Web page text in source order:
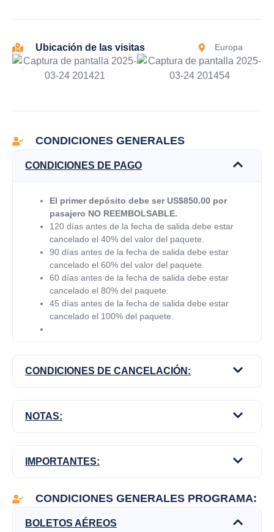
Ubicación de las visitas Europa
CONDICIONES GENERALES
CONDICIONES DE PAGO
El primer depósito debe ser US$850.00 por
pasajero NO REEMBOLSABLE.
120 días antes de la fecha de salida debe estar
cancelado el 40% del valor del paquete.
90 días antes de la fecha de salida debe estar
cancelado el 60% del valor del paquete.
60 días antes de la fecha de salida debe estar
cancelado el 80% del paquete.
45 días antes de la fecha de salida debe estar
cancelado el 100% del paquete.
CONDICIONES DE CANCELACIÓN:
NOTAS:
IMPORTANTES:
CONDICIONES GENERALES PROGRAMA:
BOLETOS AÉREOS